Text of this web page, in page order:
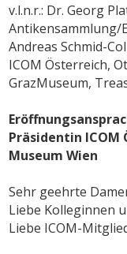
v.l.n.r.: Dr. Georg
Antikensammlung/
Andreas Schmid-
ICOM Österreich,
GrazMuseum,
Präsidentin ICOM
Museum Wien
Sehr geehrte
Liebe Kolleginnen
Liebe ICOM-